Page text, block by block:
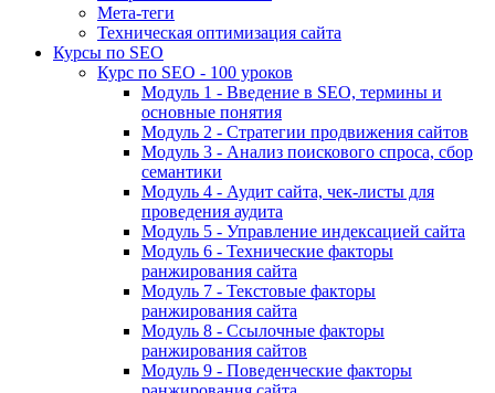
Мета-теги
Техническая оптимизация сайта
Курсы по SEO
Курс по SEO - 100 уроков
Модуль 1 - Введение в SEO, термины и
основные понятия
Модуль 2 - Стратегии продвижения сайтов
Модуль 3 - Анализ поискового спроса, сбор
семантики
Модуль 4 - Аудит сайта, чек-листы для
проведения аудита
Модуль 5 - Управление индексацией сайта
Модуль 6 - Технические факторы
ранжирования сайта
Модуль 7 - Текстовые факторы
ранжирования сайта
Модуль 8 - Ссылочные факторы
ранжирования сайтов
Модуль 9 - Поведенческие факторы